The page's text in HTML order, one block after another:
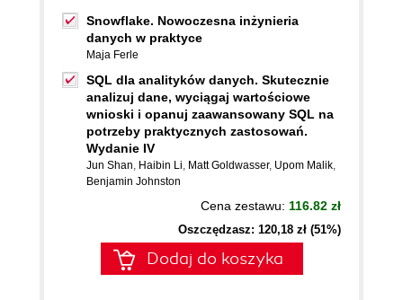
Snowflake. Nowoczesna inżynieria
danych w praktyce
Maja Ferle
SQL dla analityków danych. Skutecznie
analizuj dane, wyciągaj wartościowe
wnioski i opanuj zaawansowany SQL na
potrzeby praktycznych zastosowań.
Wydanie IV
Jun Shan, Haibin Li, Matt Goldwasser, Upom Malik,
Benjamin Johnston
Cena zestawu: 116.82 zł
Oszczędzasz: 120,18 zł (51%)
Dodaj do koszyka